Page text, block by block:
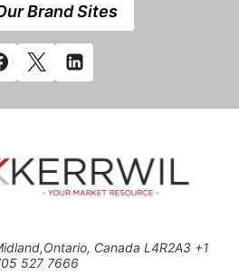
Brand Sites
Canada L4R2A3 +1
527 7666